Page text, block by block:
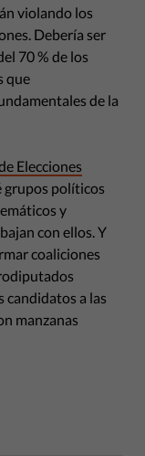
violando los
Debería ser
70 % de los
que
de la
Elecciones
grupos políticos
y
con ellos. Y
coaliciones
candidatos a las
manzanas